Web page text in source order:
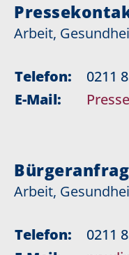
Arbeit,
Telefon:
0211
E-Mail:
Arbeit,
Telefon:
0211